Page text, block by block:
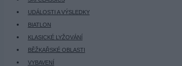
UDÁLOSTI A VÝSLEDKY
BIATLON
KLASICKÉ LYŽOVÁNÍ
BĚŽKAŘSKÉ OBLASTI
VYBAVENÍ